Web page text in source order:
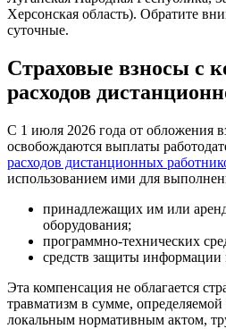
Херсонская область). Обратите
суточные.
Страховые взносы с
расходов
С 1 июля 2026 года от обложения
освобождаются выплаты
расходов дистанционных
использованием ими для
принадлежащих им или
оборудования;
программно-технических
средств защиты информации
Эта компенсация не облагается
травматизм в сумме,
локальным нормативным актом,